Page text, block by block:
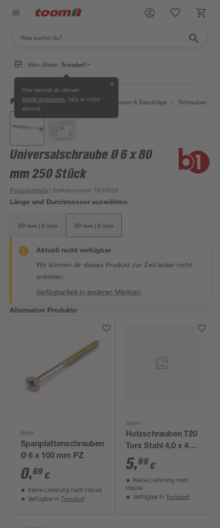
Mein Markt: Troisdorf
Hier kannst du deinen
Markt anpassen , falls er nicht
stimmt.
✕
/ Werkstatt & Maschinen / Eisenwaren & Beschläge / Schrauben
Universalschraube Ø 6 x 80
mm 250 Stück
Produktdetails | Artikelnummer: 1630526
Länge und Durchmesser auswählen
60 mm | 6 mm 80 mm | 6 mm
Aktuell nicht verfügbar
Wir können dir dieses Produkt zur Zeit leider nicht
anbieten.
Verfügbarkeit in anderen Märkten
Alternative Produkte
toom
Spanplattenschrauben
Ø 6 x 100 mm PZ
0,69 €
Keine Lieferung nach Hause
Verfügbar in Troisdorf
toom
Holzschrauben T20
Torx Stahl 4,0 x 40
mm 50 Stück
5,99 €
Keine Lieferung nach
Hause
Verfügbar in Troisdorf